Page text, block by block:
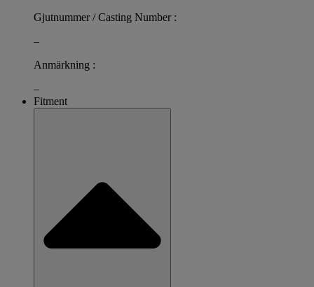
Gjutnummer / Casting Number :
–
Anmärkning :
–
Fitment